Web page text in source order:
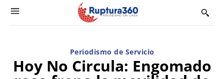
Periodismo de Servicio
Hoy No Circula: Engomado